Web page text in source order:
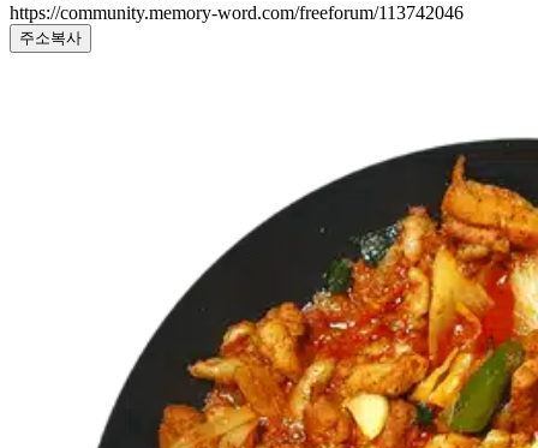
https://community.memory-word.com/freeforum/113742046
주소복사